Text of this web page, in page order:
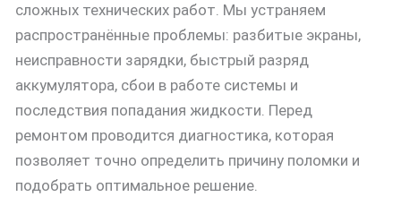
сложных технических работ. Мы устраняем
распространённые проблемы: разбитые экраны,
неисправности зарядки, быстрый разряд
аккумулятора, сбои в работе системы и
последствия попадания жидкости. Перед
ремонтом проводится диагностика, которая
позволяет точно определить причину поломки и
подобрать оптимальное решение.